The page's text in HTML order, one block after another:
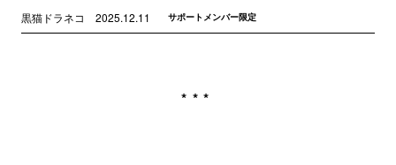
黒猫ドラネコ 2025.12.11 サポートメンバー限定
***